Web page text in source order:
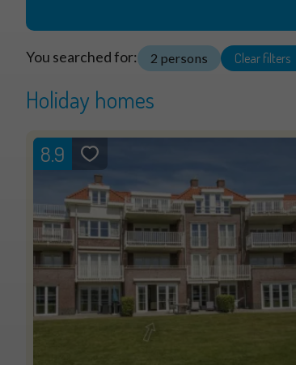
You searched for: 2 persons Clear filters
Holiday homes
8.9